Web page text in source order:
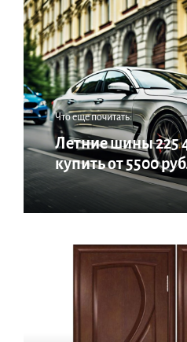
Что еще почитать:
Летние шины 225
купить от 5500